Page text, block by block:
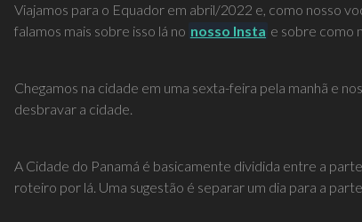
Viajamos para o Equador em abril/2022 e, como nosso
falamos mais sobre isso lá no nosso Insta e sobre como
Chegamos na cidade em uma sexta-feira pela manhã e
desbravar a cidade.
A Cidade do Panamá é basicamente dividida entre a
roteiro por lá. Uma sugestão é separar um dia para a